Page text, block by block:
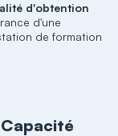
d'obtention
d'une
de formation
Capacité